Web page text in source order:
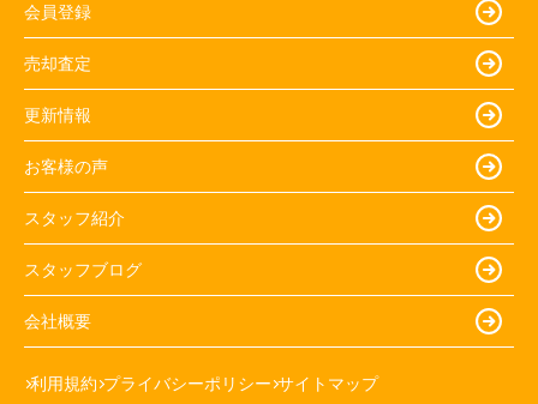
会員登録
売却査定
更新情報
お客様の声
スタッフ紹介
スタッフブログ
会社概要
利用規約 プライバシーポリシー サイトマップ